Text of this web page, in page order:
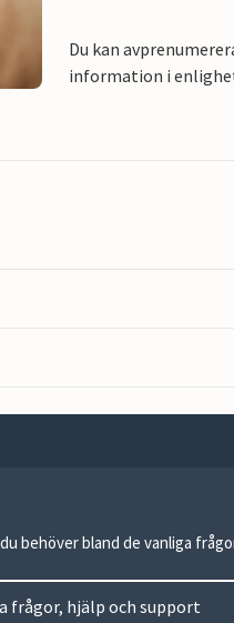
Du kan
information i
behöver bland de vanliga
frågor, hjälp och support